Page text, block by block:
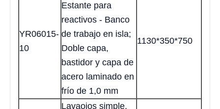
YR06015-
10
Estante para
reactivos - Banco
de trabajo en isla;
Doble capa,
bastidor y capa de
acero laminado en
frío de 1,0 mm
1130*350*750
Lavaojos simple,